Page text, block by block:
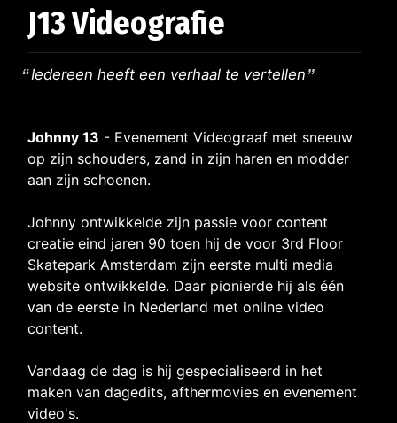
J13 Videografie
Iedereen heeft een verhaal te vertellen
Johnny 13 - Evenement Videograaf met sneeuw
op zijn schouders, zand in zijn haren en modder
aan zijn schoenen.
Johnny ontwikkelde zijn passie voor content
creatie eind jaren 90 toen hij de voor 3rd Floor
Skatepark Amsterdam zijn eerste multi media
website ontwikkelde. Daar pionierde hij als één
van de eerste in Nederland met online video
content.
Vandaag de dag is hij gespecialiseerd in het
maken van dagedits, afthermovies en evenement
video's.